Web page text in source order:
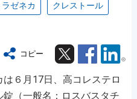
ゼネカ クレストール
コピー Twitter Facebook
６月17日、高コレステロ
（一般名：ロスバスタチ